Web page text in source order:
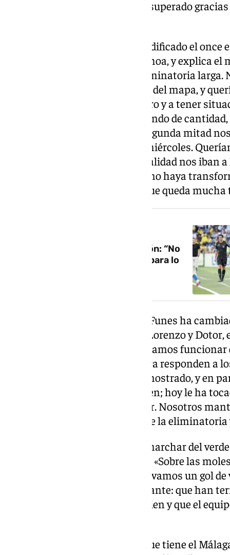
tienen el rival y el campo se ha superado
El preparador granadino ha modificado el once
Joaquín y poniendo a Aaron Ochoa, y explica
«Sabíamos que iba a ser una eliminatoria
nos metiera atrás y nos borrara del mapa, y
nos ayudara a circular por dentro y a tener
profundidad. No estamos hablando de
guardarnos a Joaquín para la segunda mitad
mucho más en La Rosaleda el miércoles.
descanso porque con esa mentalidad nos iban
partido y ha sido una pena que no haya
nada, tenemos que seguir, porque queda
Funes, emocionado con la afición: “No
nos quedan palabras de elogio para lo
Junto a la variación en el once, Funes ha
posiciones habituales de Dani Lorenzo y
del intercambio: «Al final intentamos
concreta. Esos cambios de altura responden a
responden bien. Hoy lo han demostrado, y en
gusta que los interiores se crucen; hoy le ha
miércoles le puede tocar a Dotor. Nosotros
se puede obviar que una parte de la
Einar Galilea se ha tenido que marchar del
primera parte, aclara sobre ello: «Sobre las
no podemos saber nada. Nos llevamos un gol
llevamos otra cosa más importante: que han
Todos han repetido que están bien y que el
Con todas las cosas positivas que tiene el